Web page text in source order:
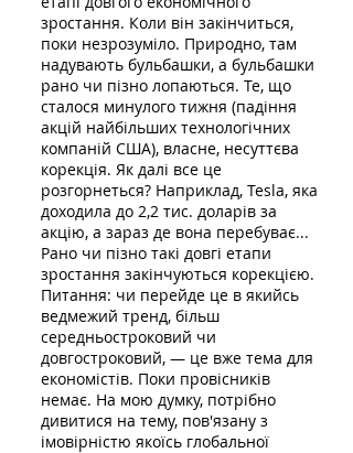
зростання. Коли він закінчиться,
поки незрозуміло. Природно, там
надувають бульбашки, а бульбашки
рано чи пізно лопаються. Те, що
сталося минулого тижня (падіння
акцій найбільших технологічних
компаній США), власне, несуттєва
корекція. Як далі все це
розгорнеться? Наприклад, Tesla, яка
доходила до 2,2 тис. доларів за
акцію, а зараз де вона перебуває...
Рано чи пізно такі довгі етапи
зростання закінчуються корекцією.
Питання: чи перейде це в якийсь
ведмежий тренд, більш
середньостроковий чи
довгостроковий, — це вже тема для
економістів. Поки провісників
немає. На мою думку, потрібно
дивитися на тему, пов'язану з
імовірністю якоїсь глобальної